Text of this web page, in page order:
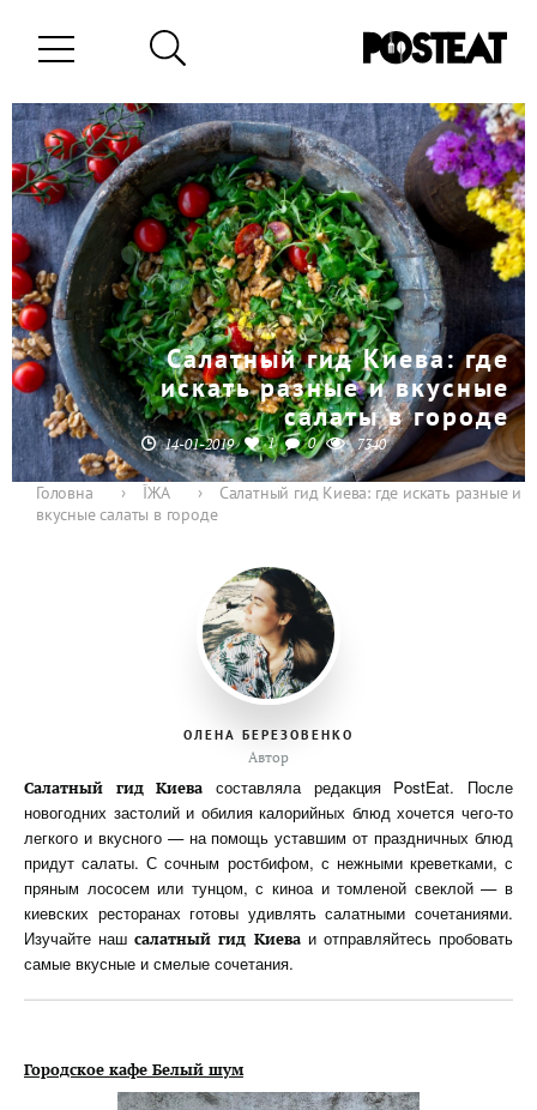
Салатный гид Киева: где
искать разные и вкусные
салаты в городе
14-01-2019 1 0 7340
Головна › ЇЖА ›
Салатный гид Киева: где искать разные и
вкусные салаты в городе
ОЛЕНА БЕРЕЗОВЕНКО
Автор
Салатный гид Киева составляла редакция PostEat. После
новогодних застолий и обилия калорийных блюд хочется чего-то
легкого и вкусного — на помощь уставшим от праздничных блюд
придут салаты. С сочным ростбифом, с нежными креветками, с
пряным лососем или тунцом, с киноа и томленой свеклой — в
киевских ресторанах готовы удивлять салатными сочетаниями.
Изучайте нашсалатный гид Киева и отправляйтесь пробовать
самые вкусные и смелые сочетания.
Городское кафе Белый шум